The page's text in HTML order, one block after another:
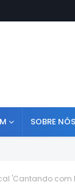
SOBRE NÓS
'Cantando com